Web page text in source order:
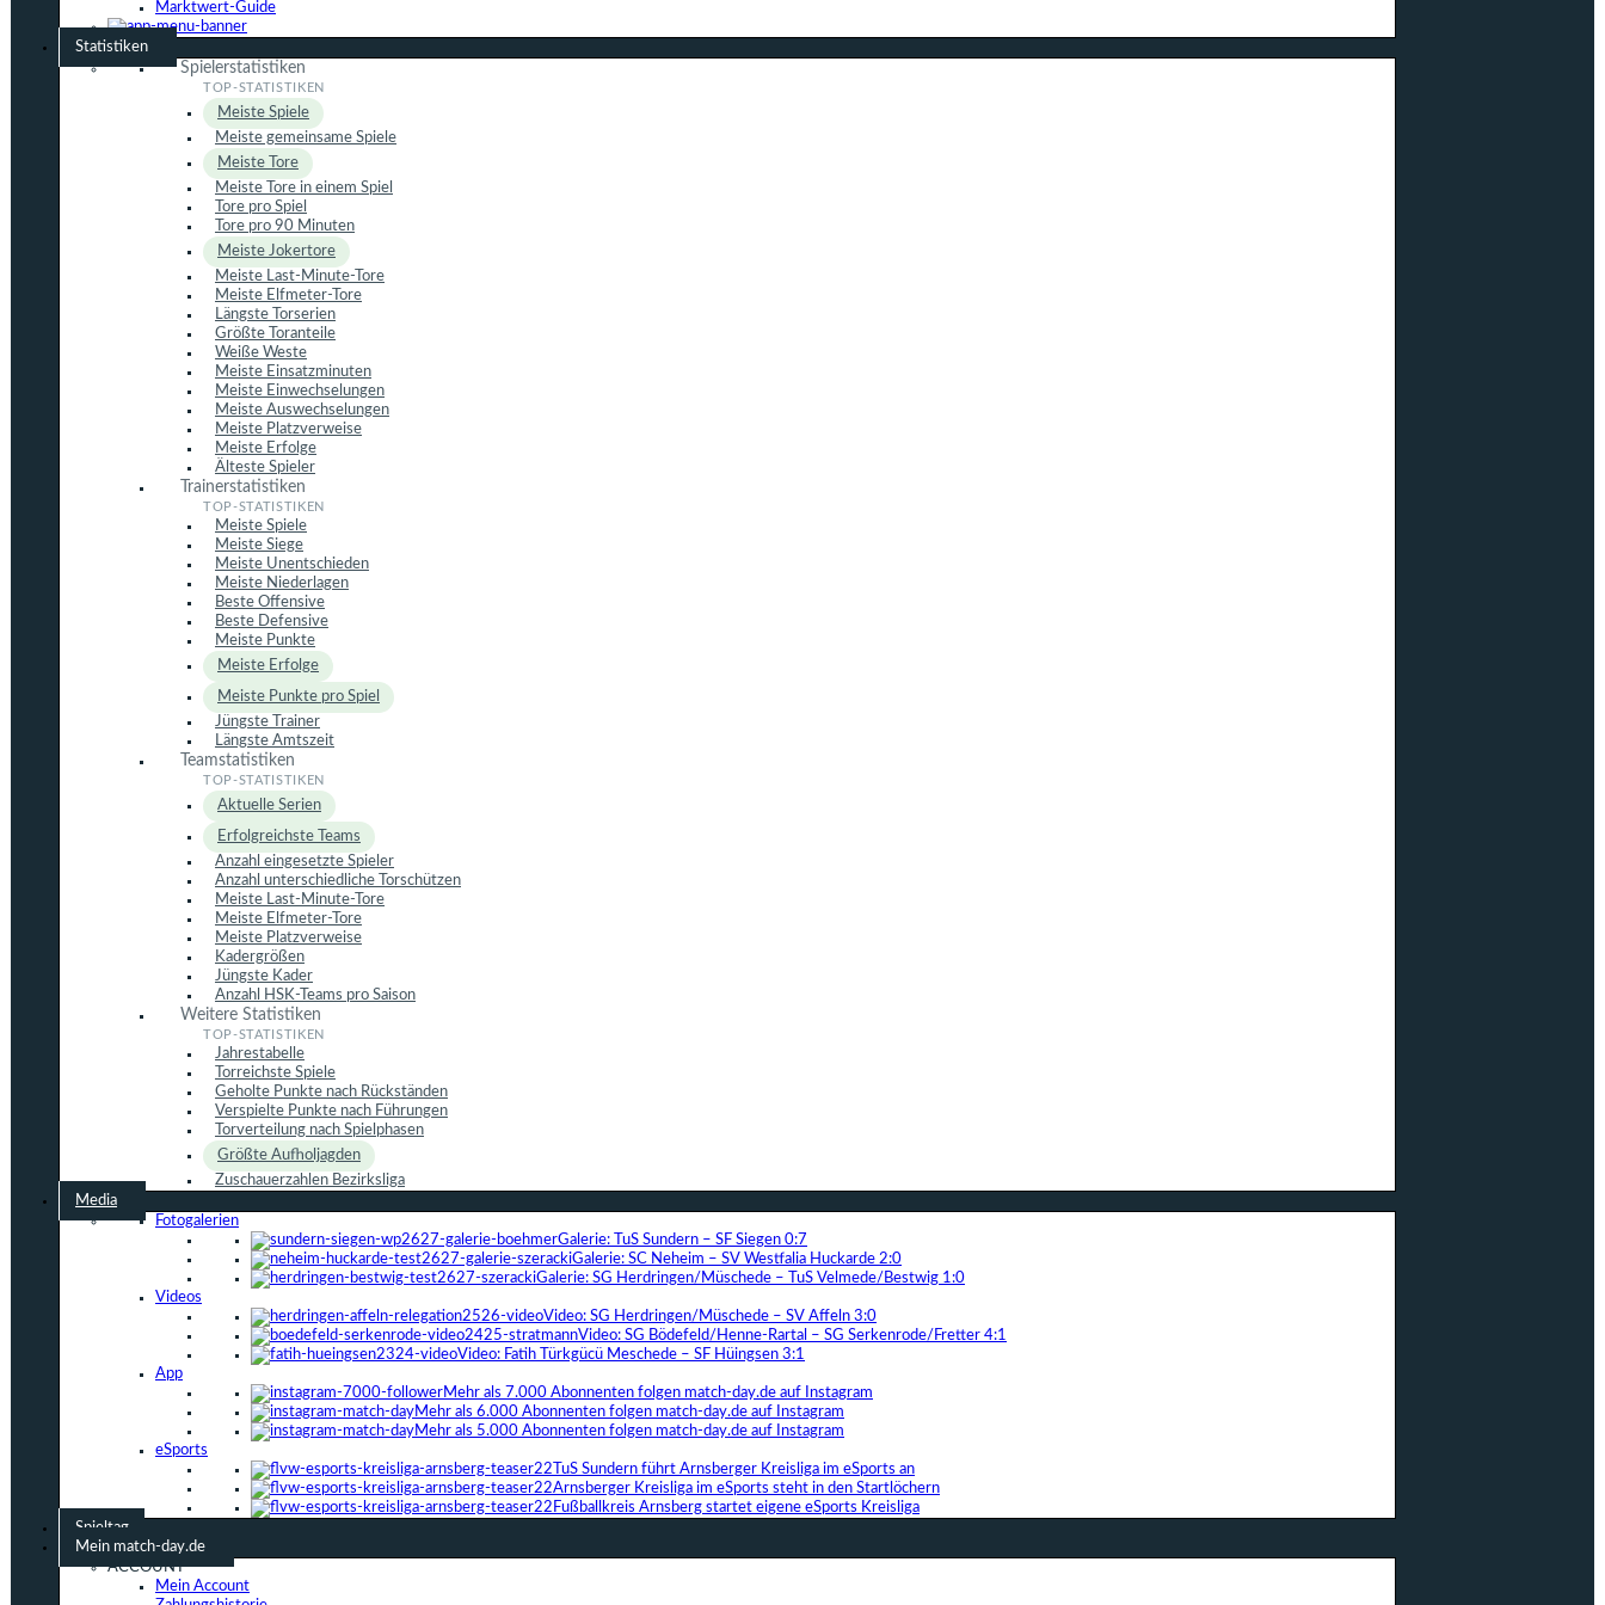
Marktwert-Guide
Statistiken
Spielerstatistiken
Meiste Spiele
Meiste gemeinsame Spiele
Meiste Tore
Meiste Tore in einem Spiel
Tore pro Spiel
Tore pro 90 Minuten
Meiste Jokertore
Meiste Last-Minute-Tore
Meiste Elfmeter-Tore
Längste Torserien
Größte Toranteile
Weiße Weste
Meiste Einsatzminuten
Meiste Einwechselungen
Meiste Auswechselungen
Meiste Platzverweise
Meiste Erfolge
Älteste Spieler
Trainerstatistiken
Meiste Spiele
Meiste Siege
Meiste Unentschieden
Meiste Niederlagen
Beste Offensive
Beste Defensive
Meiste Punkte
Meiste Erfolge
Meiste Punkte pro Spiel
Jüngste Trainer
Längste Amtszeit
Teamstatistiken
Aktuelle Serien
Erfolgreichste Teams
Anzahl eingesetzte Spieler
Anzahl unterschiedliche Torschützen
Meiste Last-Minute-Tore
Meiste Elfmeter-Tore
Meiste Platzverweise
Kadergrößen
Jüngste Kader
Anzahl HSK-Teams pro Saison
Weitere Statistiken
Jahrestabelle
Torreichste Spiele
Geholte Punkte nach Rückständen
Verspielte Punkte nach Führungen
Torverteilung nach Spielphasen
Größte Aufholjagden
Zuschauerzahlen Bezirksliga
Media
Fotogalerien
Galerie: TuS Sundern – SF Siegen 0:7
Galerie: SC Neheim – SV Westfalia Huckarde 2:0
Galerie: SG Herdringen/Müschede – TuS Velmede/Bestwig 1:0
Videos
Video: SG Herdringen/Müschede – SV Affeln 3:0
Video: SG Bödefeld/Henne-Rartal – SG Serkenrode/Fretter 4:1
Video: Fatih Türkgücü Meschede – SF Hüingsen 3:1
App
Mehr als 7.000 Abonnenten folgen match-day.de auf Instagram
Mehr als 6.000 Abonnenten folgen match-day.de auf Instagram
Mehr als 5.000 Abonnenten folgen match-day.de auf Instagram
eSports
TuS Sundern führt Arnsberger Kreisliga im eSports an
Arnsberger Kreisliga im eSports steht in den Startlöchern
Fußballkreis Arnsberg startet eigene eSports Kreisliga
Spieltag
Mein match-day.de
ACCOUNT
Mein Account